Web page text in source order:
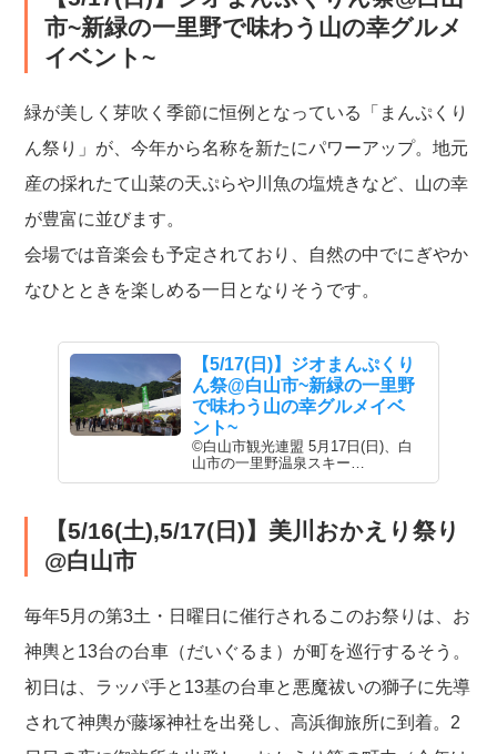
市~新緑の一里野で味わう山の幸グルメ
イベント~
緑が美しく芽吹く季節に恒例となっている「まんぷくり
ん祭り」が、今年から名称を新たにパワーアップ。地元
産の採れたて山菜の天ぷらや川魚の塩焼きなど、山の幸
が豊富に並びます。
会場では音楽会も予定されており、自然の中でにぎやか
なひとときを楽しめる一日となりそうです。
【5/17(日)】ジオまんぷくり
ん祭@白山市~新緑の一里野
で味わう山の幸グルメイベ
ント~
©白山市観光連盟 5月17日(日)、白
山市の一里野温泉スキー…
【5/16(土),5/17(日)】美川おかえり祭り
@白山市
毎年5月の第3土・日曜日に催行されるこのお祭りは、お
神輿と13台の台車（だいぐるま）が町を巡行するそう。
初日は、ラッパ手と13基の台車と悪魔祓いの獅子に先導
されて神輿が藤塚神社を出発し、高浜御旅所に到着。2